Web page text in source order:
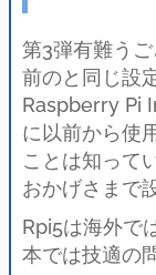
第3弾有難う
前のと同じ設
Raspberry Pi
に以前から使
ことは知って
おかげさまで
Rpi5は海外で
本では技適の